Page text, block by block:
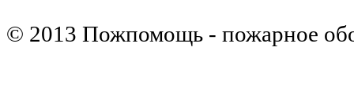
© 2013 Пожпомощь - пожарное